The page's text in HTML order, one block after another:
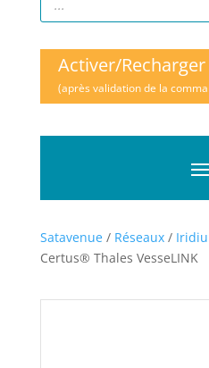
produits
Activer/
(après validation de la
Satavenue/ Réseaux/
Certus® Thales VesseLINK